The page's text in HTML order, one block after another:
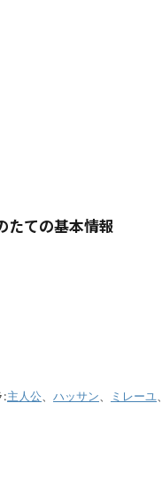
たての基本情報
:主人公、 ハッサン、 ミレーユ、